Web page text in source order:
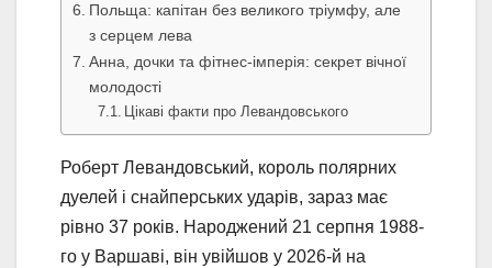
Польща: капітан без великого тріумфу, але
з серцем лева
Анна, дочки та фітнес-імперія: секрет вічної
молодості
Цікаві факти про Левандовського
Роберт Левандовський, король полярних
дуелей і снайперських ударів, зараз має
рівно 37 років. Народжений 21 серпня 1988-
го у Варшаві, він увійшов у 2026-й на